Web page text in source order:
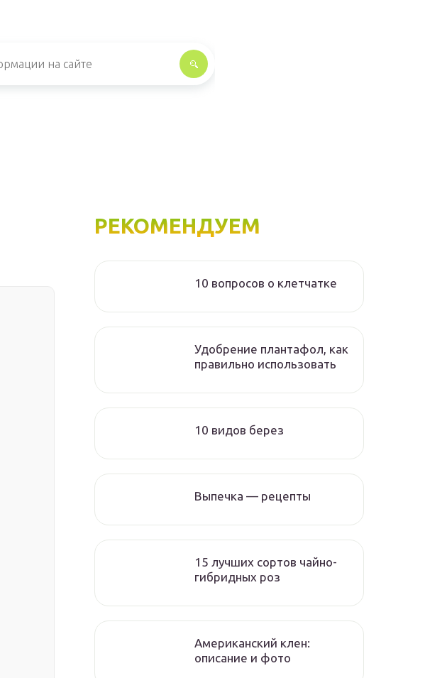
РЕКОМЕНДУЕМ
10 вопросов о клетчатке
Удобрение плантафол, как
правильно использовать
10 видов берез
Выпечка — рецепты
15 лучших сортов чайно-
гибридных роз
Американский клен:
описание и фото